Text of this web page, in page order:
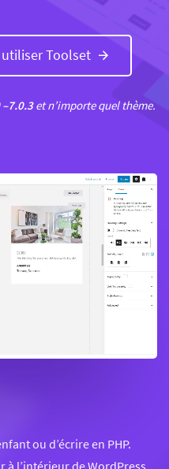
Toolset
7.0.3et n’importe quel thème.
ou d’écrire en PHP.